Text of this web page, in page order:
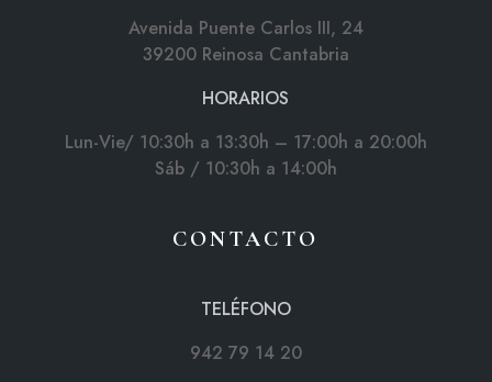
Avenida Puente Carlos III, 24
39200 Reinosa Cantabria
HORARIOS
Lun-Vie/ 10:30h a 13:30h – 17:00h a 20:00h
Sáb / 10:30h a 14:00h
CONTACTO
TELÉFONO
942 79 14 20